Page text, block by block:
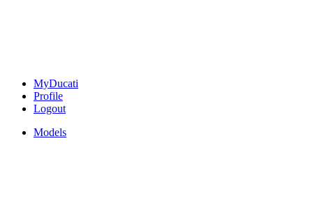
MyDucati
Profile
Logout
Models